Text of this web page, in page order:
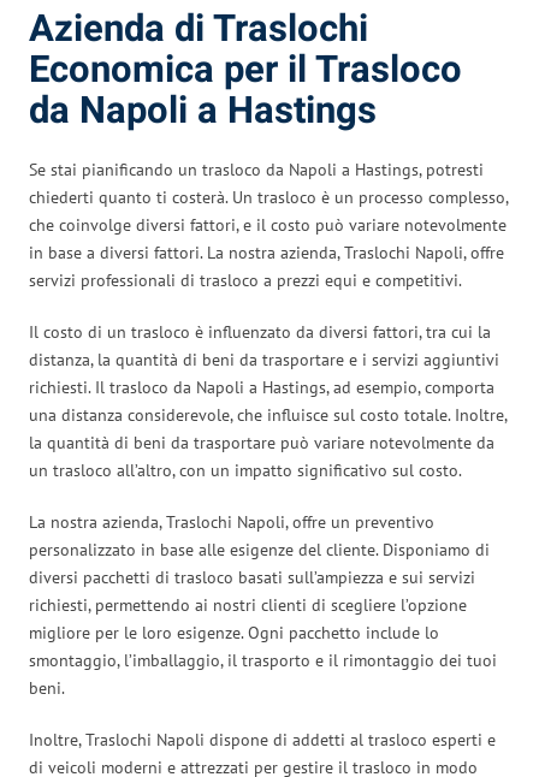
Azienda di Traslochi
Economica per il Trasloco
da Napoli a Hastings
Se stai pianificando un trasloco da Napoli a Hastings, potresti
chiederti quanto ti costerà. Un trasloco è un processo complesso,
che coinvolge diversi fattori, e il costo può variare notevolmente
in base a diversi fattori. La nostra azienda, Traslochi Napoli, offre
servizi professionali di trasloco a prezzi equi e competitivi.
Il costo di un trasloco è influenzato da diversi fattori, tra cui la
distanza, la quantità di beni da trasportare e i servizi aggiuntivi
richiesti. Il trasloco da Napoli a Hastings, ad esempio, comporta
una distanza considerevole, che influisce sul costo totale. Inoltre,
la quantità di beni da trasportare può variare notevolmente da
un trasloco all’altro, con un impatto significativo sul costo.
La nostra azienda, Traslochi Napoli, offre un preventivo
personalizzato in base alle esigenze del cliente. Disponiamo di
diversi pacchetti di trasloco basati sull’ampiezza e sui servizi
richiesti, permettendo ai nostri clienti di scegliere l’opzione
migliore per le loro esigenze. Ogni pacchetto include lo
smontaggio, l’imballaggio, il trasporto e il rimontaggio dei tuoi
beni.
Inoltre, Traslochi Napoli dispone di addetti al trasloco esperti e
di veicoli moderni e attrezzati per gestire il trasloco in modo